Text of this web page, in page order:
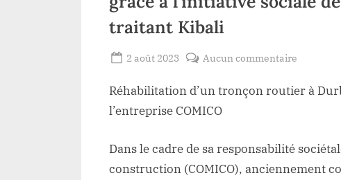
traitant Kibali
Posted
2 août 2023
Lacloche
Aucun commentaire
routier
Réhabilitation d’un tronçon routier à
l’entreprise COMICO
Dans le cadre de sa responsabilité
construction (COMICO), anciennement